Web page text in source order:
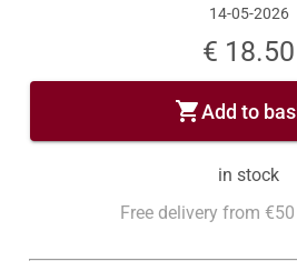
14-05-2026
€ 18.50
shopping_cartAdd to
in stock
Free delivery from €50